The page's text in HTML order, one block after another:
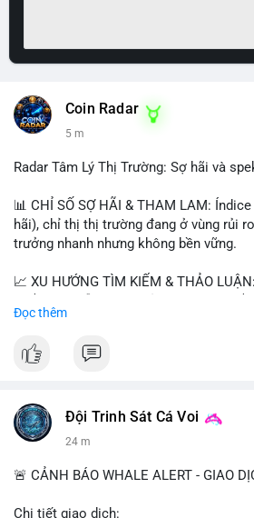
Coin Radar
5 m
Radar Tâm Lý Thị Trường: Sợ hãi và
📊 CHỈ SỐ SỢ HÃI & THAM LAM:
hãi), chỉ thị thị trường đang ở vùng rủi
trưởng nhanh nhưng không bền vững.
📈 XU HƯỚNG TÌM KIẾM & THẢO
hấp dẫn. BTC vẫn là điểm nhấn nhưng
tăng x10", và "BICO về bờ 2-2-2026".
cầm tài sản.
💡 NHẬN ĐỊNH & KHUYẾN NGHỊ: Thị
Tâm lý ngắn hạn biến động mạnh do sự
Đọc thêm
Đội Trinh Sát Cá Voi
24 m
🚨 CẢNH BÁO WHALE ALERT - GIAO
Chi tiết giao dịch: